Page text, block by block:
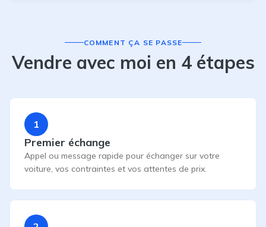
COMMENT ÇA SE PASSE
Vendre avec moi en 4 étapes
1
Premier échange
Appel ou message rapide pour échanger sur votre
voiture, vos contraintes et vos attentes de prix.